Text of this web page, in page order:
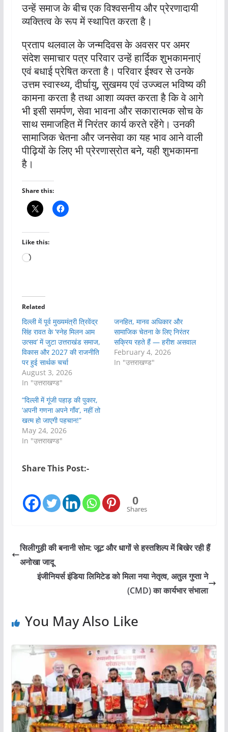
उन्हें समाज के बीच एक विश्वसनीय और प्रेरणादायी
व्यक्तित्व के रूप में स्थापित करता है।
प्रताप थलवाल के जन्मदिवस के अवसर पर अमर
संदेश समाचार पत्र परिवार उन्हें हार्दिक शुभकामनाएं
एवं बधाई प्रेषित करता है। परिवार ईश्वर से उनके
उत्तम स्वास्थ्य, दीर्घायु, सुखमय एवं उज्ज्वल भविष्य की
कामना करता है तथा आशा व्यक्त करता है कि वे आगे
भी इसी समर्पण, सेवा भावना और सकारात्मक सोच के
साथ समाजहित में निरंतर कार्य करते रहेंगे। उनकी
सामाजिक चेतना और जनसेवा का यह भाव आने वाली
पीढ़ियों के लिए भी प्रेरणास्रोत बने, यही शुभकामना
है।
Share this:
Like this:
Loading…
Related
दिल्ली में पूर्व मुख्यमंत्री त्रिवेंद्र
सिंह रावत के ‘स्नेह मिलन आम
उत्सव’ में जुटा उत्तराखंड समाज,
विकास और 2027 की राजनीति
पर हुई सार्थक चर्चा
August 3, 2026
In "उत्तराखण्ड"
जनहित, मानव अधिकार और
सामाजिक चेतना के लिए निरंतर
सक्रिय रहते हैं — हरीश असवाल
February 4, 2026
In "उत्तराखण्ड"
“दिल्ली में गूंजी पहाड़ की पुकार,
‘अपनी गणना अपने गाँव’, नहीं तो
खत्म हो जाएगी पहचान!”
May 24, 2026
In "उत्तराखण्ड"
Share This Post:-
0
Shares
सिलीगुड़ी की बनानी सोम: जूट और धागों से हस्तशिल्प में बिखेर रही हैं
अनोखा जादू
इंजीनियर्स इंडिया लिमिटेड को मिला नया नेतृत्व, अतुल गुप्ता ने
(CMD) का कार्यभार संभाला
You May Also Like